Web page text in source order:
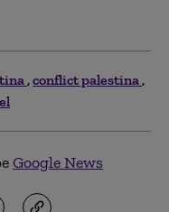
conflict palestina
Google News